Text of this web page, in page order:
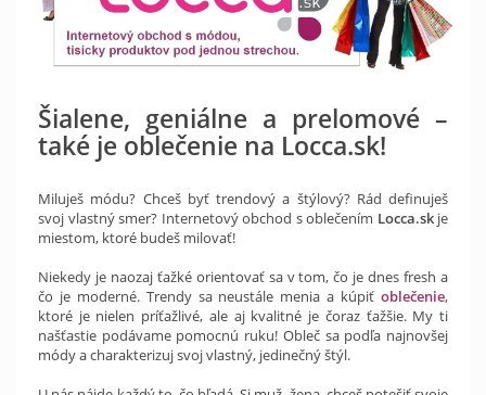
Šialene, geniálne a prelomové –
také je oblečenie na Locca.sk!
Miluješ módu? Chceš byť trendový a štýlový? Rád definuješ
svoj vlastný smer? Internetový obchod s oblečením Locca.skje
miestom, ktoré budeš milovať!
Niekedy je naozaj ťažké orientovať sa v tom, čo je dnes fresh a
čo je moderné. Trendy sa neustále menia a kúpiť oblečenie,
ktoré je nielen príťažlivé, ale aj kvalitné je čoraz ťažšie. My ti
našťastie podávame pomocnú ruku! Obleč sa podľa najnovšej
módy a charakterizuj svoj vlastný, jedinečný štýl.